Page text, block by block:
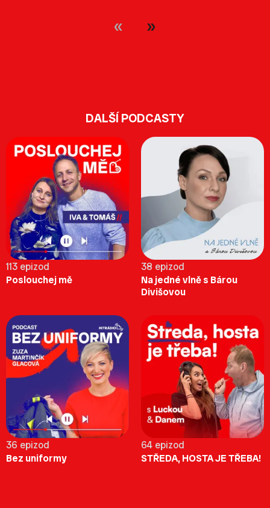
DALŠÍ PODCASTY
113 epizod
Poslouchej mě
38 epizod
Na jedné vlně s Bárou
Divišovou
36 epizod
Bez uniformy
64 epizod
STŘEDA, HOSTA JE TŘEBA!